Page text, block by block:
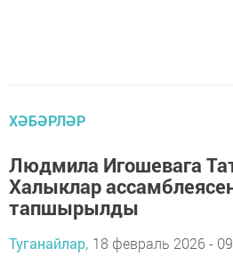
ХӘБӘРЛӘР
Людмила Игошевага
Халыклар
тапшырылды
Туганайлар, 18 февраль 2026 -